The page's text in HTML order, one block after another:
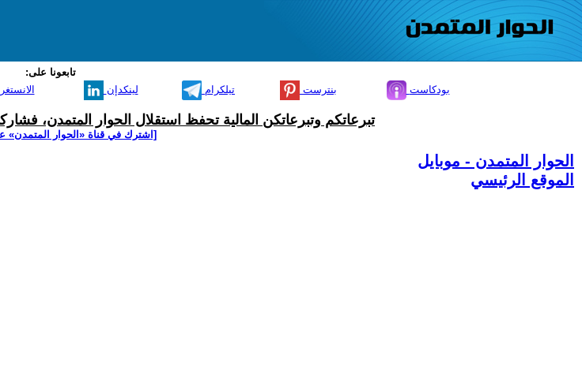
تابعونا على:
لينكدإن تيلكرام بنترست بودكاست
تبرعاتكم وتبرعاتكن المالية تحفظ استقلال الحوار المتمدن،
[اشترك في قناة ‫«الحوار المتمدن»
الحوار المتمدن - موبايل
الموقع الرئيسي